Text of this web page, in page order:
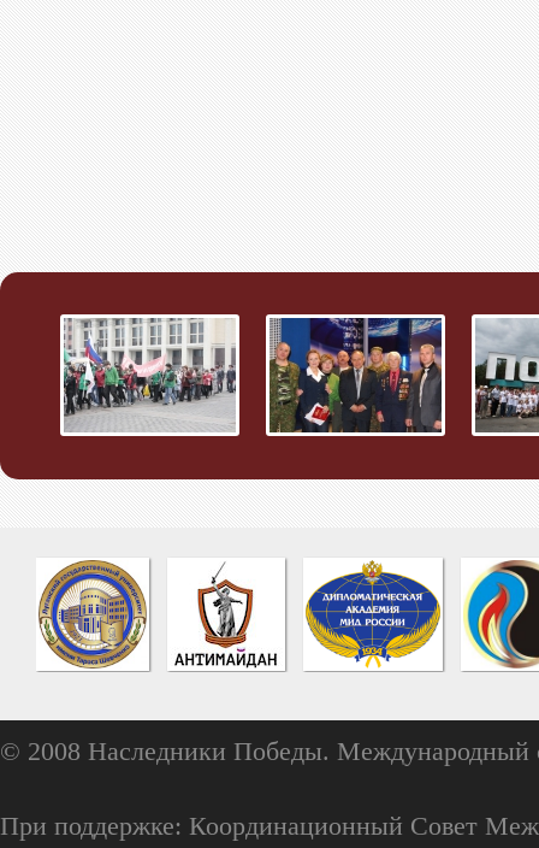
© 2008 Наследники Победы. Международный
При поддержке: Координационный Совет